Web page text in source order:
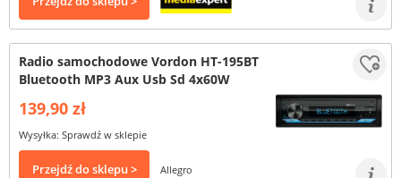
Radio samochodowe Vordon HT-195BT
Bluetooth MP3 Aux Usb Sd 4x60W
139,90 zł
Wysyłka: Sprawdź w sklepie
Przejdź do sklepu > Allegro